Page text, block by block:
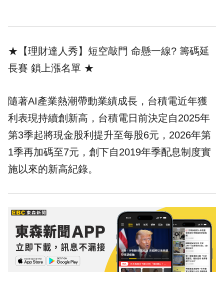
★【理財達人秀】短空敲門 命懸一線? 籌碼延
長賽 鎖上漲名單 ★
隨著AI產業熱潮帶動業績成長，台積電近年獲
利表現持續創新高，台積電日前決定自2025年
第3季起將現金股利提升至每股6元，2026年第
1季再加碼至7元，創下自2019年季配息制度實
施以來的新高紀錄。